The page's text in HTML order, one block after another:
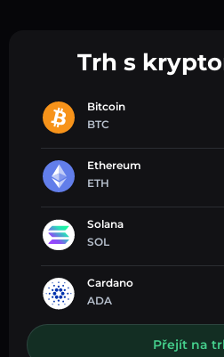
Trh s
Bitcoin
BTC
Ethereum
ETH
Solana
SOL
Cardano
ADA
Přejít na